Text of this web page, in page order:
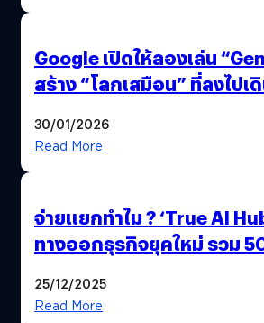
Google เปิดให้ลองเล่น
สร้าง “โลกเสมือน” ที่ลงไปเ
30/01/2026
Read More
จ่ายแยกทำไม ? ‘True AI
ทางออกธุรกิจยุคใหม่ รวม
25/12/2025
Read More